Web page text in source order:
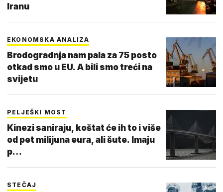
Iranu
EKONOMSKA ANALIZA
Brodogradnja nam pala za 75 posto
otkad smo u EU. A bili smo treći na
svijetu
PELJEŠKI MOST
Kinezi saniraju, koštat će ih to i više
od pet milijuna eura, ali šute. Imaju
p…
STEČAJ